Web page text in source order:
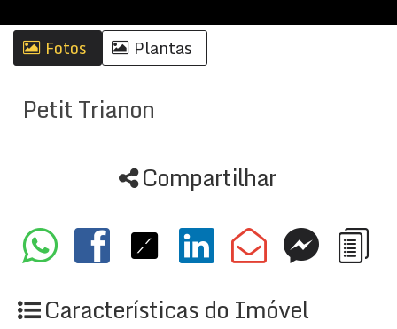
Fotos Plantas
Petit Trianon
Compartilhar
Características do Imóvel